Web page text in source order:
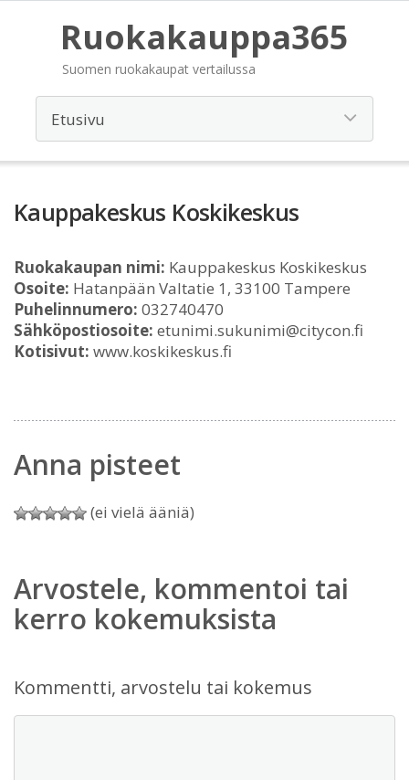
Ruokakauppa365
Suomen ruokakaupat vertailussa
Kauppakeskus Koskikeskus
Ruokakaupan nimi: Kauppakeskus Koskikeskus
Osoite: Hatanpään Valtatie 1, 33100 Tampere
Puhelinnumero: 032740470
Sähköpostiosoite: etunimi.sukunimi@citycon.fi
Kotisivut: www.koskikeskus.fi
Anna pisteet
(ei vielä ääniä)
Arvostele, kommentoi tai
kerro kokemuksista
Kommentti, arvostelu tai kokemus